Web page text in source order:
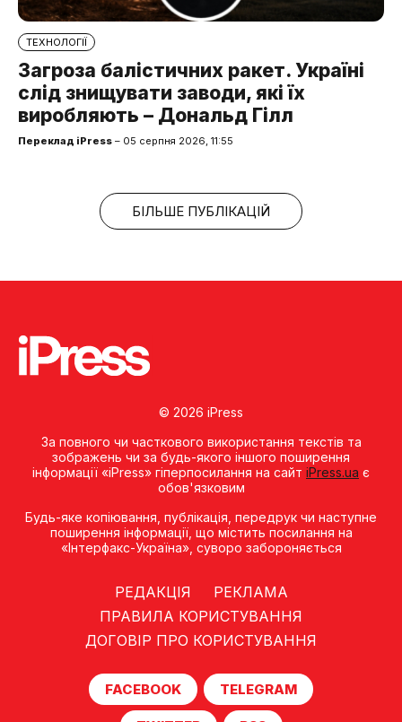
ТЕХНОЛОГІЇ
Загроза балістичних ракет. Україні
слід знищувати заводи, які їх
виробляють – Дональд Гілл
Переклад iPress – 05 серпня 2026, 11:55
БІЛЬШЕ ПУБЛІКАЦІЙ
© 2026 iPress
За повного чи часткового використання текстів та
зображень чи за будь-якого іншого поширення
інформації «iPress» гіперпосилання на сайт iPress.ua є
обов'язковим
Будь-яке копiювання, публiкацiя, передрук чи наступне
поширення iнформацiї, що мiстить посилання на
«Iнтерфакс-Україна», суворо забороняється
РЕДАКЦІЯ
РЕКЛАМА
ПРАВИЛА КОРИСТУВАННЯ
ДОГОВІР ПРО КОРИСТУВАННЯ
FACEBOOK TELEGRAM